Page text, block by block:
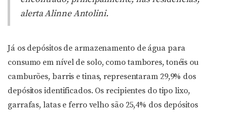
alerta Alinne Antolini.
Já os depósitos de armazenamento de água para
consumo em nível de solo, como tambores, tonéis ou
camburões, barris e tinas, representaram 29,9% dos
depósitos identificados. Os recipientes do tipo lixo,
garrafas, latas e ferro velho são 25,4% dos depósitos